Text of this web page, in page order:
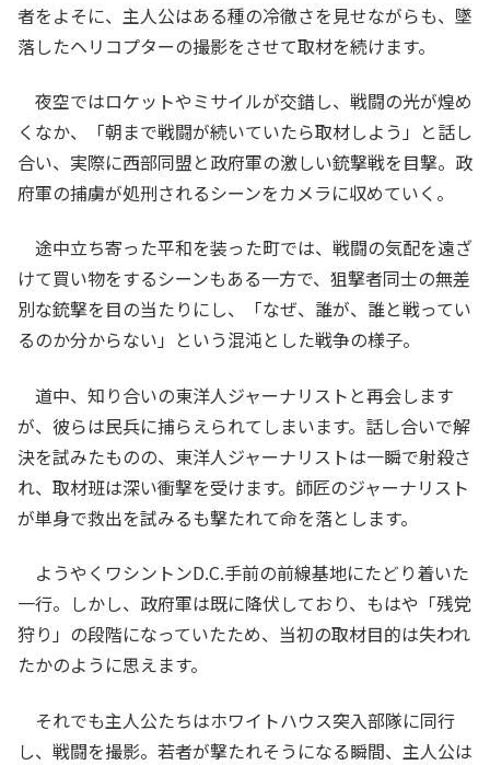
者をよそに、主人公はある種の冷徹さを見せながらも、墜
落したヘリコプターの撮影をさせて取材を続けます。
夜空ではロケットやミサイルが交錯し、戦闘の光が煌め
くなか、「朝まで戦闘が続いていたら取材しよう」と話し
合い、実際に西部同盟と政府軍の激しい銃撃戦を目撃。政
府軍の捕虜が処刑されるシーンをカメラに収めていく。
途中立ち寄った平和を装った町では、戦闘の気配を遠ざ
けて買い物をするシーンもある一方で、狙撃者同士の無差
別な銃撃を目の当たりにし、「なぜ、誰が、誰と戦ってい
るのか分からない」という混沌とした戦争の様子。
道中、知り合いの東洋人ジャーナリストと再会します
が、彼らは民兵に捕らえられてしまいます。話し合いで解
決を試みたものの、東洋人ジャーナリストは一瞬で射殺さ
れ、取材班は深い衝撃を受けます。師匠のジャーナリスト
が単身で救出を試みるも撃たれて命を落とします。
ようやくワシントンD.C.手前の前線基地にたどり着いた
一行。しかし、政府軍は既に降伏しており、もはや「残党
狩り」の段階になっていたため、当初の取材目的は失われ
たかのように思えます。
それでも主人公たちはホワイトハウス突入部隊に同行
し、戦闘を撮影。若者が撃たれそうになる瞬間、主人公は